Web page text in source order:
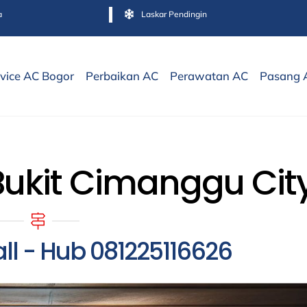
Laskar Pendingin
AC Bogor Perbaikan AC Perawatan AC Pasang
Cimanggu
- Hub 081225116626